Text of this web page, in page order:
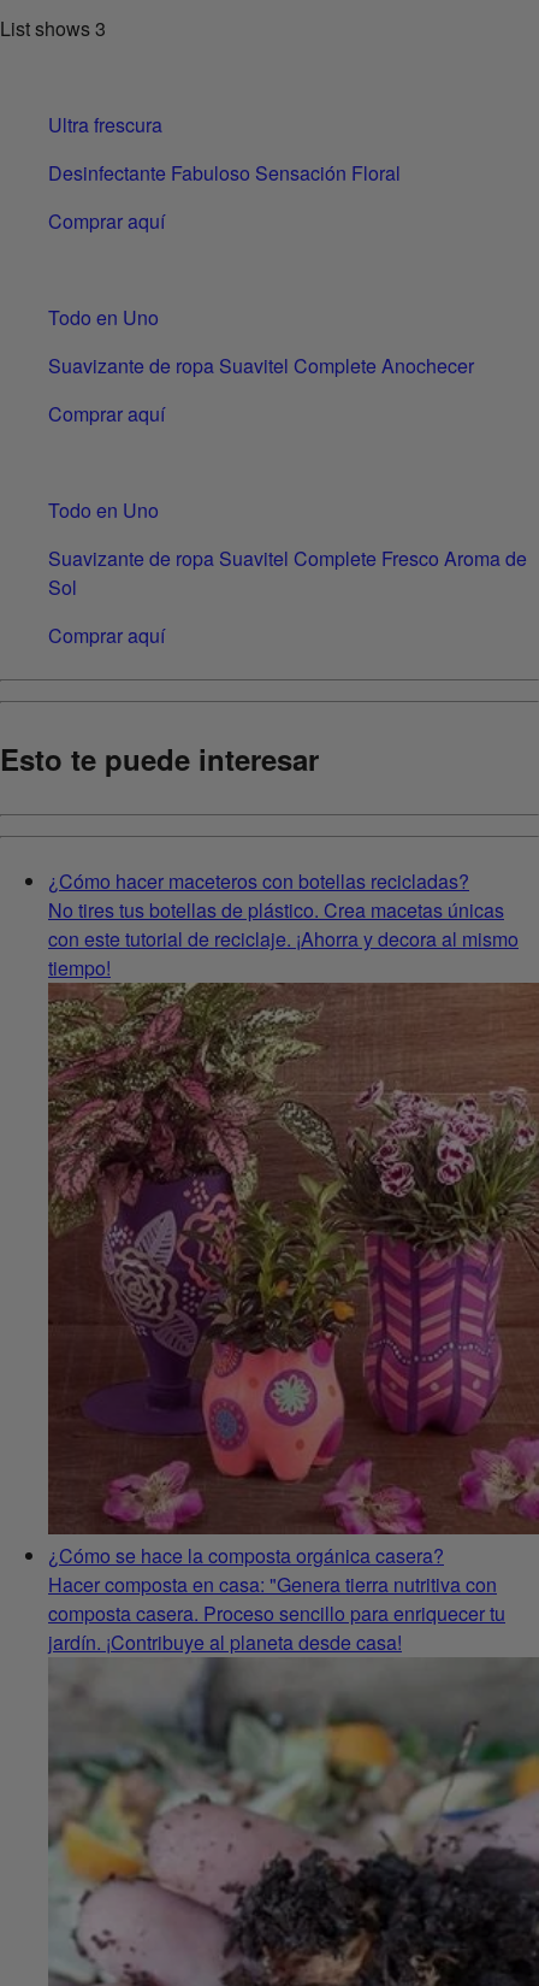
List shows3
Ultra frescura
Desinfectante Fabuloso Sensación Floral
Comprar aquí
Todo en Uno
Suavizante de ropa Suavitel Complete Anochecer
Comprar aquí
Todo en Uno
Suavizante de ropa Suavitel Complete Fresco Aroma de
Sol
Comprar aquí
Esto te puede interesar
¿Cómo hacer maceteros con botellas recicladas?
No tires tus botellas de plástico. Crea macetas únicas
con este tutorial de reciclaje. ¡Ahorra y decora al mismo
tiempo!
¿Cómo se hace la composta orgánica casera?
Hacer composta en casa: "Genera tierra nutritiva con
composta casera. Proceso sencillo para enriquecer tu
jardín. ¡Contribuye al planeta desde casa!